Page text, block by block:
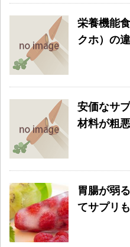
栄養機能
クホ）の
安価なサ
材料が粗
胃腸が弱
てサプリ